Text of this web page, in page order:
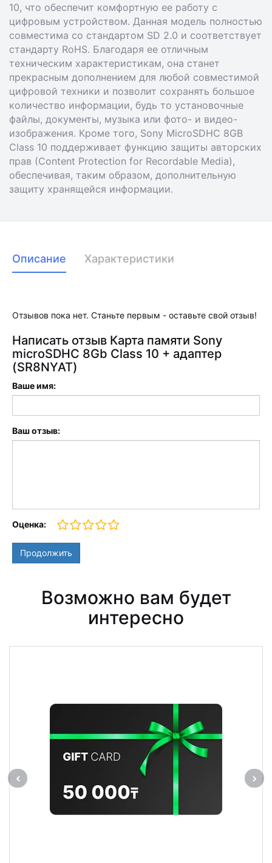
10, что обеспечит комфортную ее работу с
цифровым устройством. Данная модель полностью
совместима со стандартом SD 2.0 и соответствует
стандарту RoHS. Благодаря ее отличным
техническим характеристикам, она станет
прекрасным дополнением для любой совместимой
цифровой техники и позволит сохранять большое
количество информации, будь то установочные
файлы, документы, музыка или фото- и видео-
изображения. Кроме того, Sony MicroSDHC 8GB
Class 10 поддерживает функцию защиты авторских
прав (Сontent Protection for Recordable Media),
обеспечивая, таким образом, дополнительную
защиту хранящейся информации.
Описание Характеристики
Отзывов пока нет. Станьте первым - оставьте свой отзыв!
Написать отзыв Карта памяти Sony
microSDHC 8Gb Class 10 + адаптер
(SR8NYAT)
Ваше имя:
Ваш отзыв:
Оценка:
Продолжить
Возможно вам будет
интересно